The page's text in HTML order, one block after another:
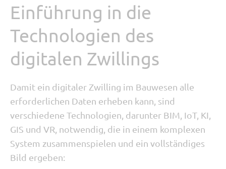
Einführung in die
Technologien des
digitalen Zwillings
Damit ein digitaler Zwilling im Bauwesen alle
erforderlichen Daten erheben kann, sind
verschiedene Technologien, darunter BIM, IoT, KI,
GIS und VR, notwendig, die in einem komplexen
System zusammenspielen und ein vollständiges
Bild ergeben: